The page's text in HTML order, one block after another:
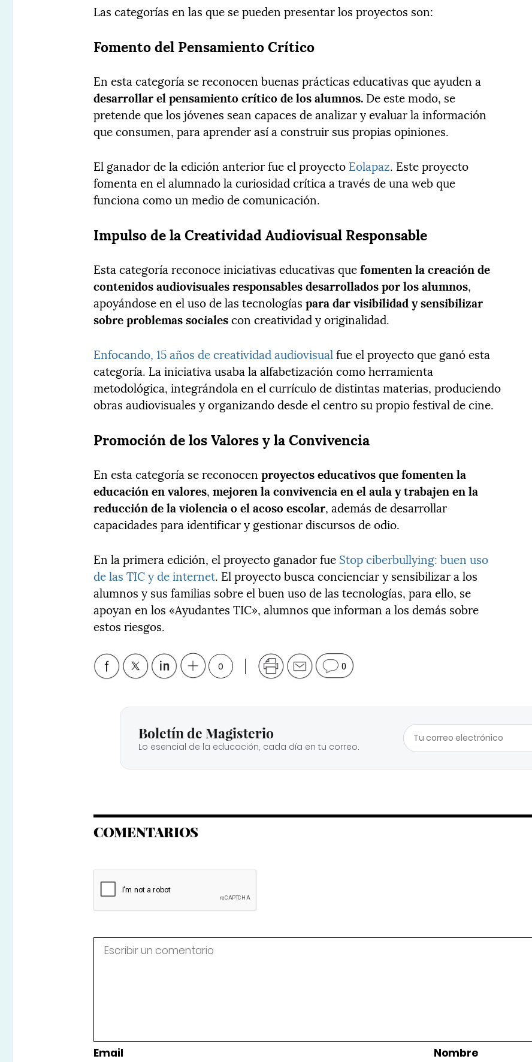
Las categorías en las que se pueden presentar los proyectos son:
Fomento del Pensamiento Crítico
En esta categoría se reconocen buenas prácticas educativas que ayuden a
desarrollar el pensamiento crítico de los alumnos. De este modo, se
pretende que los jóvenes sean capaces de analizar y evaluar la información
que consumen, para aprender así a construir sus propias opiniones.
El ganador de la edición anterior fue el proyecto Eolapaz. Este proyecto
fomenta en el alumnado la curiosidad crítica a través de una web que
funciona como un medio de comunicación.
Impulso de la Creatividad Audiovisual Responsable
Esta categoría reconoce iniciativas educativas quefomenten la creación de
contenidos audiovisuales responsables desarrollados por los alumnos,
apoyándose en el uso de las tecnologíaspara dar visibilidad y sensibilizar
sobre problemas socialescon creatividad y originalidad.
Enfocando, 15 años de creatividad audiovisualfue el proyecto que ganó esta
categoría. La iniciativa usaba la alfabetización como herramienta
metodológica, integrándola en el currículo de distintas materias, produciendo
obras audiovisuales y organizando desde el centro su propio festival de cine.
Promoción de los Valores y la Convivencia
En esta categoría se reconocenproyectos educativos que fomenten la
educación en valores, mejoren la convivencia en el aula y trabajen en la
reducción de la violencia o el acoso escolar, además de desarrollar
capacidades para identificar y gestionar discursos de odio.
En la primera edición, el proyecto ganador fue Stop ciberbullying: buen uso
de las TIC y de internet. El proyecto busca concienciar y sensibilizar a los
alumnos y sus familias sobre el buen uso de las tecnologías, para ello, se
apoyan en los «Ayudantes TIC», alumnos que informan a los demás sobre
estos riesgos.
0 0
Boletín de Magisterio
Lo esencial de la educación, cada día en tu correo.
COMENTARIOS
Email Nombre